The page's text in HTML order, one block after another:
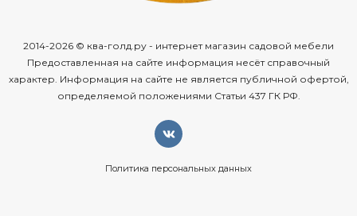
2014-2026 © ква-голд.ру - интернет магазин садовой мебели
Предоставленная на сайте информация несёт справочный
характер. Информация на сайте не является публичной офертой,
определяемой положениями Статьи 437 ГК РФ.
Политика персональных данных